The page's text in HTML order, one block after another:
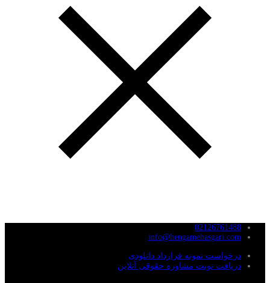
02126761488
info@hengamehasgari.com
درخواست نمونه قرارداد دانلودی
دریافت نوبت مشاوره حقوقی آنلاین